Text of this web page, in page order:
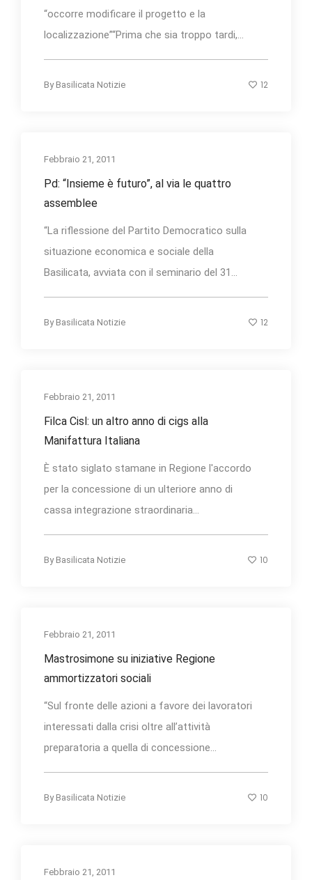
“occorre modificare il progetto e la
localizzazione”“Prima che sia troppo tardi,...
By Basilicata Notizie 12
Febbraio 21, 2011
Pd: “Insieme è futuro”, al via le quattro
assemblee
“La riflessione del Partito Democratico sulla
situazione economica e sociale della
Basilicata, avviata con il seminario del 31...
By Basilicata Notizie 12
Febbraio 21, 2011
Filca Cisl: un altro anno di cigs alla
Manifattura Italiana
È stato siglato stamane in Regione l'accordo
per la concessione di un ulteriore anno di
cassa integrazione straordinaria...
By Basilicata Notizie 10
Febbraio 21, 2011
Mastrosimone su iniziative Regione
ammortizzatori sociali
“Sul fronte delle azioni a favore dei lavoratori
interessati dalla crisi oltre all’attività
preparatoria a quella di concessione...
By Basilicata Notizie 10
Febbraio 21, 2011